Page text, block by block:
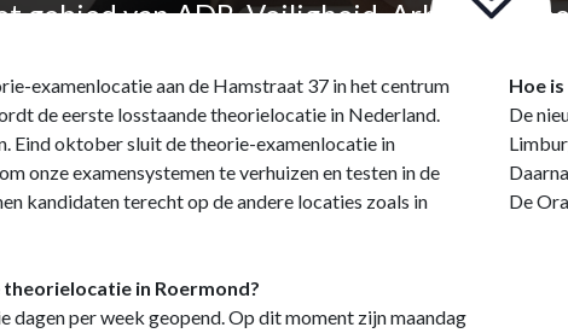
gebied van ADR, Veiligheid, Arbo,
examenlocatie aan de Hamstraat 37 in het centrum
de eerste losstaande theorielocatie in Nederland.
Eind oktober sluit de theorie-examenlocatie in
onze examensystemen te verhuizen en testen in de
kandidaten terecht op de andere locaties zoals in
in Roermond?
dagen per week geopend. Op dit moment zijn maandag
Hoe
De
De